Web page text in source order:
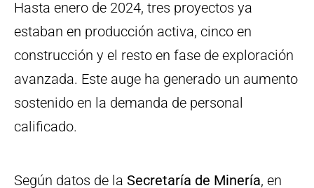
Hasta enero de 2024, tres proyectos ya
estaban en producción activa, cinco en
construcción y el resto en fase de exploración
avanzada. Este auge ha generado un aumento
sostenido en la demanda de personal
calificado.
Según datos de la Secretaría de Minería, en